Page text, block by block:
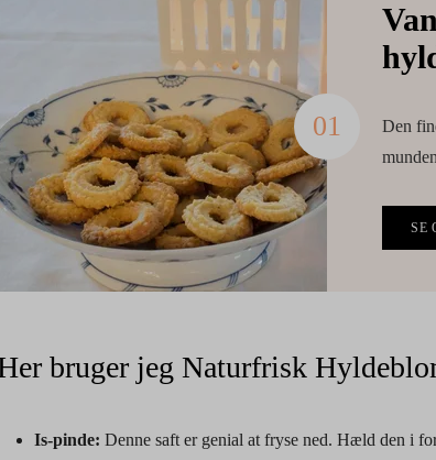
Den
SE
bruger jeg Naturfrisk
Is-pinde: Denne saft er genial at fryse ned. Hæld den i